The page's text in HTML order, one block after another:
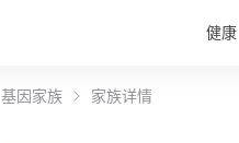
健康
基因家族 家族详情